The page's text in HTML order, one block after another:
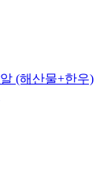
(해산물+한우)